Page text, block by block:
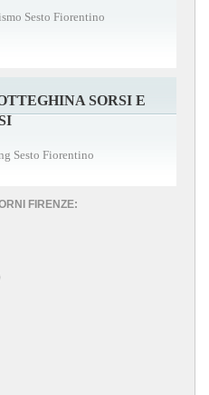
Sesto Fiorentino
SORSI E
Sesto Fiorentino
FIRENZE: